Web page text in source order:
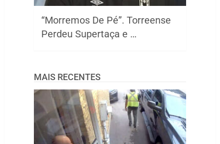
“Morremos De Pé”. Torreense
Perdeu Supertaça e …
MAIS RECENTES